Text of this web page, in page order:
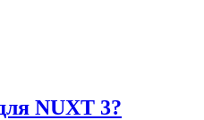
NUXT 3?